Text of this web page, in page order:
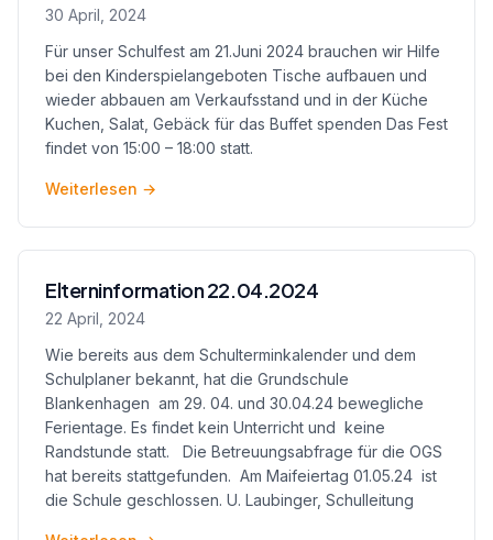
30 April, 2024
Für unser Schulfest am 21.Juni 2024 brauchen wir Hilfe
bei den Kinderspielangeboten Tische aufbauen und
wieder abbauen am Verkaufsstand und in der Küche
Kuchen, Salat, Gebäck für das Buffet spenden Das Fest
findet von 15:00 – 18:00 statt.
Weiterlesen →
Elterninformation 22.04.2024
22 April, 2024
Wie bereits aus dem Schulterminkalender und dem
Schulplaner bekannt, hat die Grundschule
Blankenhagen am 29. 04. und 30.04.24 bewegliche
Ferientage. Es findet kein Unterricht und keine
Randstunde statt. Die Betreuungsabfrage für die OGS
hat bereits stattgefunden. Am Maifeiertag 01.05.24 ist
die Schule geschlossen. U. Laubinger, Schulleitung